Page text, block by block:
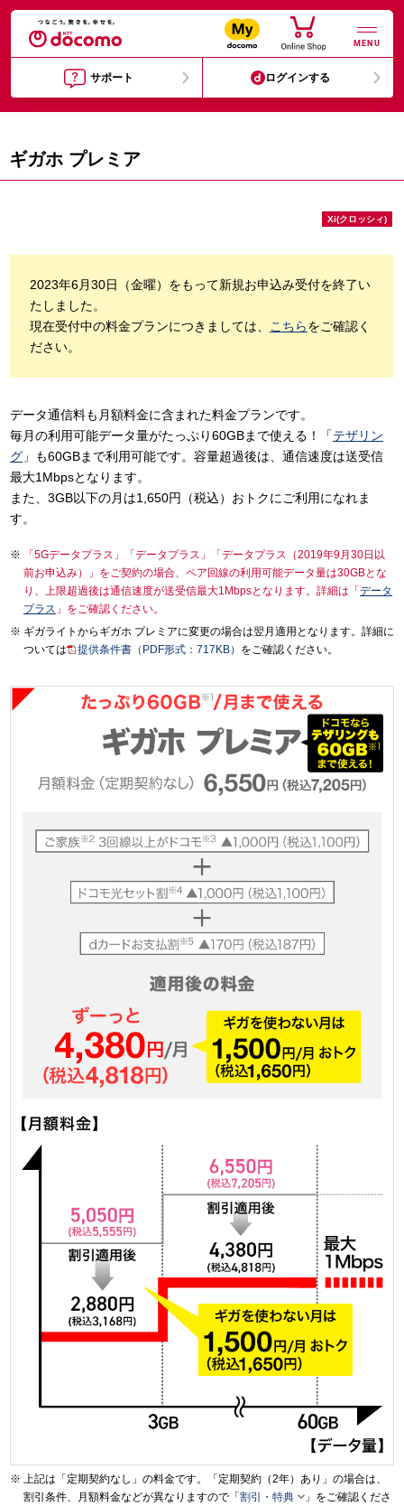
MENU
サポート ログインする
ギガホ プレミア
Xi(クロッシィ)
2023年6月30日（金曜）をもって新規お申込み受付を終了い
たしました。
現在受付中の料金プランにつきましては、
こちらをご確認く
ださい。
データ通信料も月額料金に含まれた料金プランです。
毎月の利用可能データ量がたっぷり60GBまで使える！「テザリン
グ 」も60GBまで利用可能です。容量超過後は、通信速度は送受信
最大1Mbpsとなります。
また、3GB以下の月は1,650円（税込）おトクにご利用になれま
す。
「5Gデータプラス」「データプラス」「データプラス（2019年9月30日以
前お申込み）」をご契約の場合、ペア回線の利用可能データ量は30GBとな
り、上限超過後は通信速度が送受信最大1Mbpsとなります。詳細は「 データ
プラス 」をご確認ください。
ギガライトからギガホ プレミアに変更の場合は翌月適用となります。詳細に
ついては
提供条件書（PDF形式：717KB） をご確認ください。
上記は「定期契約なし」の料金です。「定期契約（2年）あり」の場合は、
割引条件、月額料金などが異なりますので「 割引・特典 」をご確認くださ